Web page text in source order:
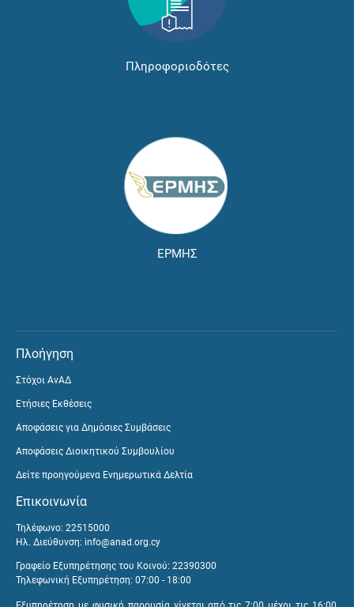
Πληροφοριοδότες
ΕΡΜΗΣ
Πλοήγηση
Στόχοι ΑνΑΔ
Ετήσιες Εκθέσεις
Αποφάσεις για Δημόσιες Συμβάσεις
Αποφάσεις Διοικητικού Συμβουλίου
Δείτε προηγούμενα Ενημερωτικά Δελτία
Επικοινωνία
Τηλέφωνο: 22515000
Ηλ. Διεύθυνση: info@anad.org.cy
Γραφείο Εξυπηρέτησης του Κοινού: 22390300
Τηλεφωνική Εξυπηρέτηση: 07:00 - 18:00